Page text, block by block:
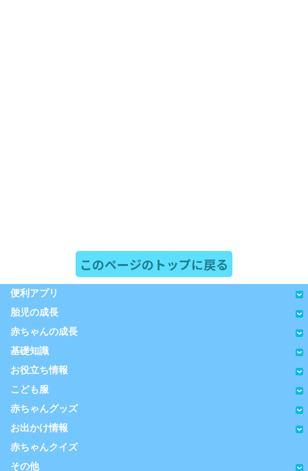
このページのトップに戻る
便利アプリ
胎児の成長
赤ちゃんの成長
基礎知識
お役立ち情報
こども服
赤ちゃんグッズ
お出かけ情報
赤ちゃんクイズ
その他